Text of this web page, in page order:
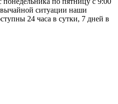
ситуации наши
24 часа в сутки, 7 дней в